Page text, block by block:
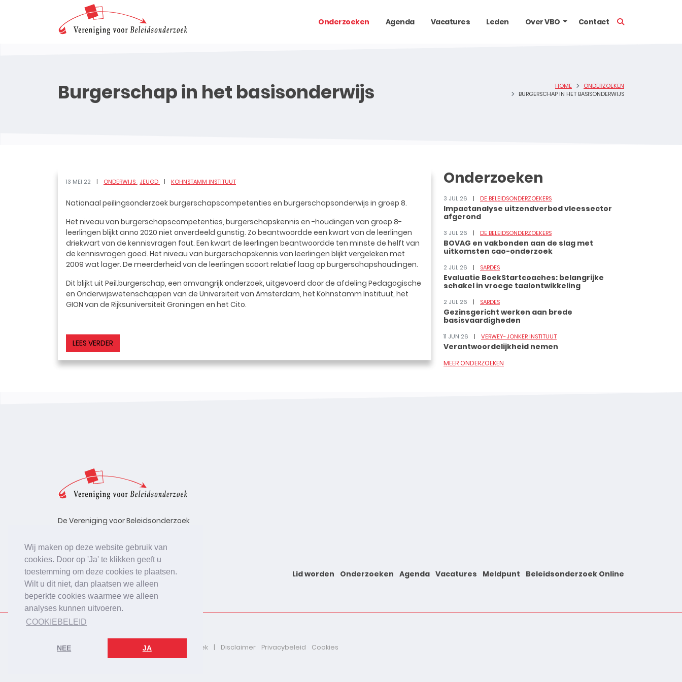
Wij maken op deze website gebruik van
cookies. Door op 'Ja' te klikken geeft u
toestemming om deze cookies te plaatsen.
Wilt u dit niet, dan plaatsen we alleen
beperkte cookies waarmee we alleen
analyses kunnen uitvoeren.
COOKIEBELEID
NEE JA
Onderzoeken Agenda Vacatures Leden Over VBO Contact
Burgerschap in het basisonderwijs HOME
ONDERZOEKEN
BURGERSCHAP IN HET BASISONDERWIJS
13 MEI 22 ONDERWIJS JEUGD KOHNSTAMM INSTITUUT
Nationaal peilingsonderzoek burgerschapscompetenties en burgerschapsonderwijs in groep 8.
Het niveau van burgerschapscompetenties, burgerschapskennis en -houdingen van groep 8-
leerlingen blijkt anno 2020 niet onverdeeld gunstig. Zo beantwoordde een kwart van de leerlingen
driekwart van de kennisvragen fout. Een kwart de leerlingen beantwoordde ten minste de helft van
de kennisvragen goed. Het niveau van burgerschapskennis van leerlingen blijkt vergeleken met
2009 wat lager. De meerderheid van de leerlingen scoort relatief laag op burgerschapshoudingen.
Dit blijkt uit Peil.burgerschap, een omvangrijk onderzoek, uitgevoerd door de afdeling Pedagogische
en Onderwijswetenschappen van de Universiteit van Amsterdam, het Kohnstamm Instituut, het
GION van de Rijksuniversiteit Groningen en het Cito.
LEES VERDER
Onderzoeken
3 JUL 26 DE BELEIDSONDERZOEKERS
Impactanalyse uitzendverbod vleessector
afgerond
3 JUL 26 DE BELEIDSONDERZOEKERS
BOVAG en vakbonden aan de slag met
uitkomsten cao-onderzoek
2 JUL 26 SARDES
Evaluatie BoekStartcoaches: belangrijke
schakel in vroege taalontwikkeling
2 JUL 26 SARDES
Gezinsgericht werken aan brede
basisvaardigheden
11 JUN 26 VERWEY-JONKER INSTITUUT
Verantwoordelijkheid nemen
MEER ONDERZOEKEN
De Vereniging voor Beleidsonderzoek
bevorderen van beleidsonderzoek,
uitgevoerd in opdracht van
beleidsinstanties, uitvoerende
organisaties en bedrijfsleven.
Lid worden Onderzoeken Agenda Vacatures Meldpunt Beleidsonderzoek Online
2026 © De Vereniging voor Beleidsonderzoek Disclaimer Privacybeleid Cookies